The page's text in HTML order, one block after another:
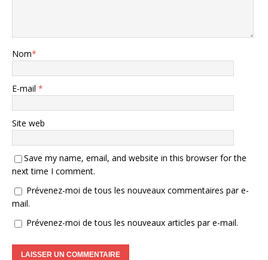
Nom*
E-mail *
Site web
Save my name, email, and website in this browser for the
next time I comment.
Prévenez-moi de tous les nouveaux commentaires par e-
mail.
Prévenez-moi de tous les nouveaux articles par e-mail.